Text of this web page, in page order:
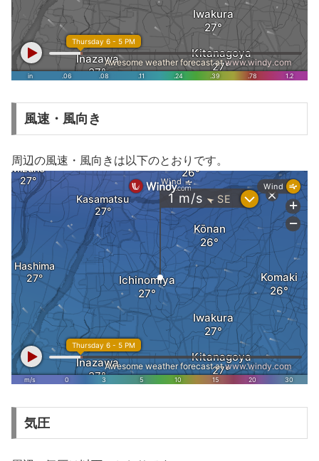
風速・風向き
周辺の風速・風向きは以下のとおりです。
気圧